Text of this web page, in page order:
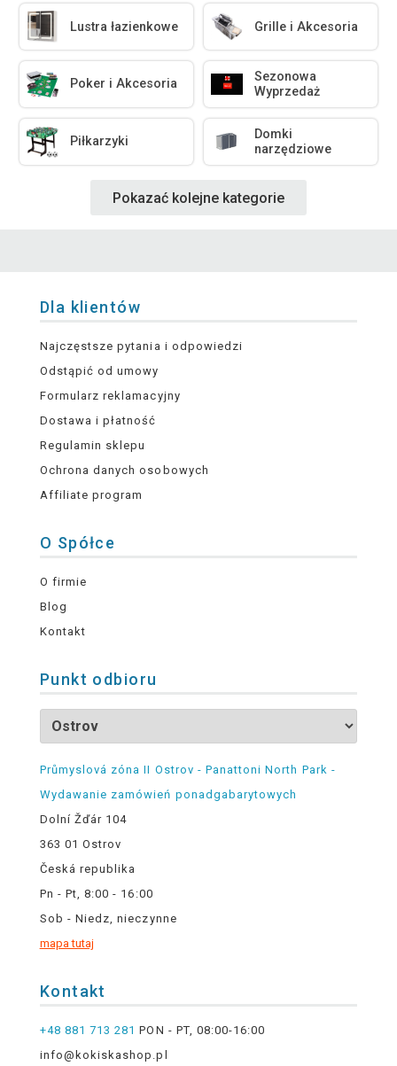
Lustra łazienkowe Grille i Akcesoria
Poker i Akcesoria
Sezonowa
Wyprzedaż
Piłkarzyki
Domki
narzędziowe
Pokazać kolejne kategorie
Dla klientów
Najczęstsze pytania i odpowiedzi
Odstąpić od umowy
Formularz reklamacyjny
Dostawa i płatność
Regulamin sklepu
Ochrona danych osobowych
Affiliate program
O Spółce
O firmie
Blog
Kontakt
Punkt odbioru
Průmyslová zóna II Ostrov - Panattoni North Park -
Wydawanie zamówień ponadgabarytowych
Dolní Žďár 104
363 01 Ostrov
Česká republika
Pn - Pt, 8:00 - 16:00
Sob - Niedz, nieczynne
mapa tutaj
Kontakt
+48 881 713 281 PON - PT, 08:00-16:00
info@kokiskashop.pl